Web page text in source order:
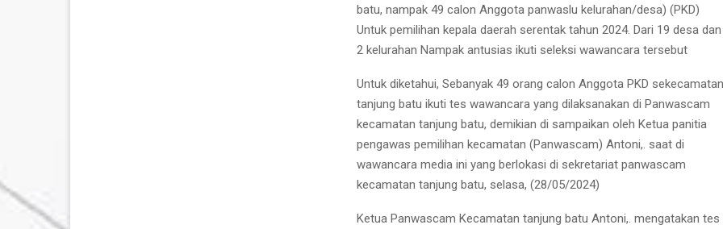
batu, nampak 49 calon Anggota panwaslu kelurahan/desa) (PKD)
Untuk pemilihan kepala daerah serentak tahun 2024. Dari 19 desa dan
2 kelurahan Nampak antusias ikuti seleksi wawancara tersebut
Untuk diketahui, Sebanyak 49 orang calon Anggota PKD sekecamatan
tanjung batu ikuti tes wawancara yang dilaksanakan di Panwascam
kecamatan tanjung batu, demikian di sampaikan oleh Ketua panitia
pengawas pemilihan kecamatan (Panwascam) Antoni,. saat di
wawancara media ini yang berlokasi di sekretariat panwascam
kecamatan tanjung batu, selasa, (28/05/2024)
Ketua Panwascam Kecamatan tanjung batu Antoni,. mengatakan tes